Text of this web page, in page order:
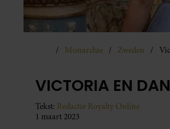
Monarchie Zweden
VICTORIA EN
Tekst: Redactie Royalty Online
1 maart 2023